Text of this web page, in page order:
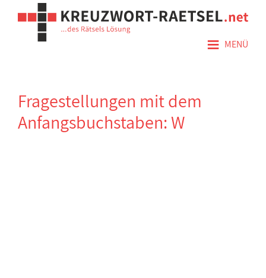
≡ MENÜ
Fragestellungen mit dem
Anfangsbuchstaben: W